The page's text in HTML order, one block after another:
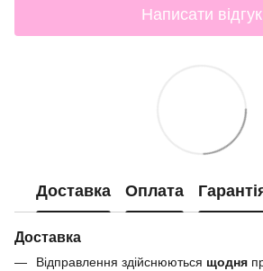
Написати відгук
Доставка Оплата
Доставка
Відправлення здійснюються щодня